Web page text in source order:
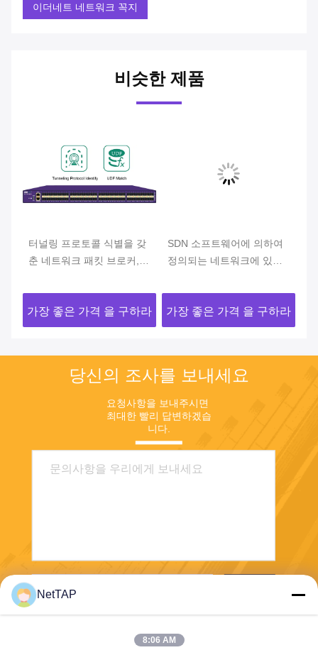
이더네트 네트워크 꼭지
비슷한 제품
터널링 프로토콜 식별을 갖
춘 네트워크 패킷 브로커,
Net TAP
가장 좋은 가격 을 구하라
SDN 소프트웨어에 의하여
정의되는 네트워크에 있는
가장 좋은 가격 을 구하라
당신의 조사를 보내세요
요청사항을 보내주시면
최대한 빨리 답변하겠습
니다.
NetTAP
8:06 AM